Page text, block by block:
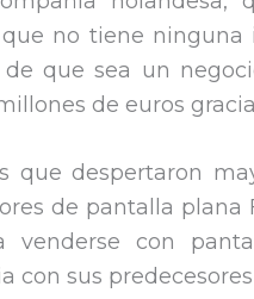
no tiene
que sea un
de euros
que despertaron
de pantalla
venderse con
con sus